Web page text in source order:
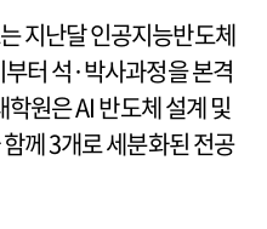
지난달 인공지능반도체
터 석·박사과정을 본격
원은 AI 반도체 설계 및
께 3개로 세분화된 전공